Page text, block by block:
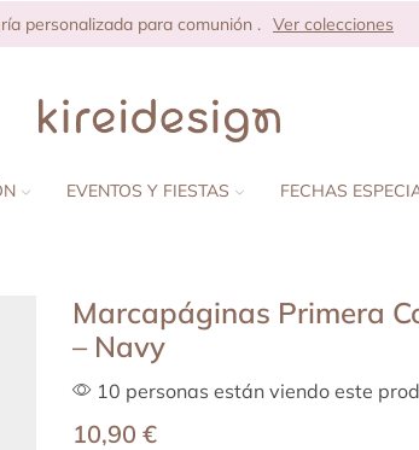
personalizada para comunión . Ver colecciones
EVENTOS Y FIESTAS FECHAS
Marcapáginas Primera
– Navy
10 personas están viendo este
10,90 €